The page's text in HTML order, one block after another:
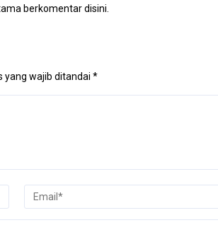
berkomentar disini.
yang wajib ditandai *